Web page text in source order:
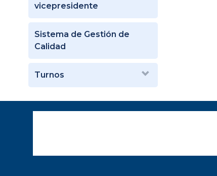
vicepresidente
Sistema de Gestión de
Calidad
Turnos